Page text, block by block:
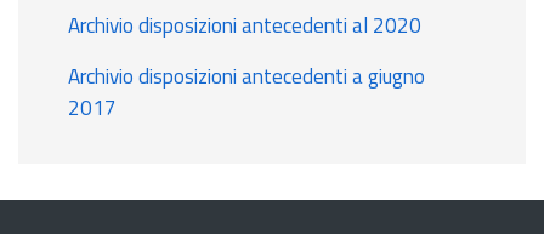
Archivio disposizioni antecedenti al 2020
Archivio disposizioni antecedenti a giugno
2017